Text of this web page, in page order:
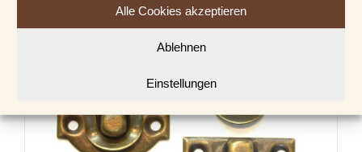
Alle Cookies akzeptieren
Ablehnen
Einstellungen